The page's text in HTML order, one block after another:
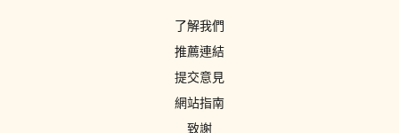
了解我們
推薦連結
提交意見
網站指南
致謝